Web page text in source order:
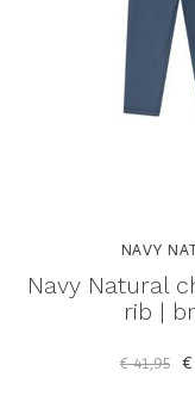
NAVY
Navy Natural
rib |
€ 41,95 €